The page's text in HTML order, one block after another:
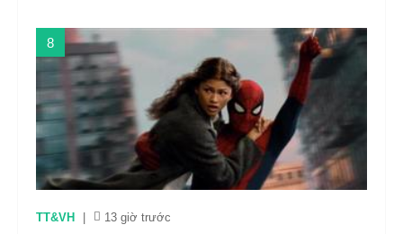
8
TT&VH 13 giờ trước